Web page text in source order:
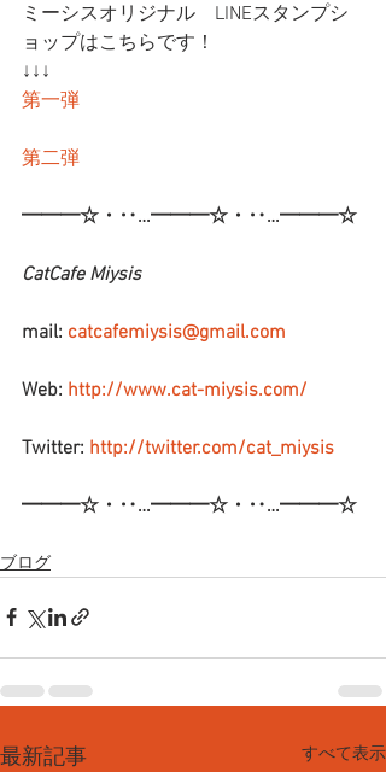
ミーシスオリジナル　LINEスタンプシ
ョップはこちらです！
↓↓↓
第一弾
第二弾
━━━☆・‥…━━━☆・‥…━━━☆
CatCafe Miysis
mail: catcafemiysis@gmail.com
Web: http://www.cat-miysis.com/
Twitter: http://twitter.com/cat_miysis
━━━☆・‥…━━━☆・‥…━━━☆
ブログ
最新記事 すべて表示